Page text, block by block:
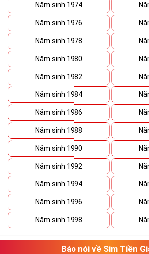
Năm sinh 1974
Năm sinh 1976
Năm sinh 1978
Năm sinh 1980
Năm sinh 1982
Năm sinh 1984
Năm sinh 1986
Năm sinh 1988
Năm sinh 1990
Năm sinh 1992
Năm sinh 1994
Năm sinh 1996
Năm sinh 1998
Báo nói về Sim Tiền